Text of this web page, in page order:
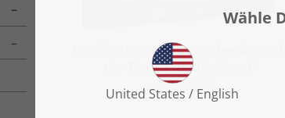
Toggle menu
Toggle menuPuzzle „Historisches Rothenburg ob
der Tauber, Deutschland“
ab 19,99 €